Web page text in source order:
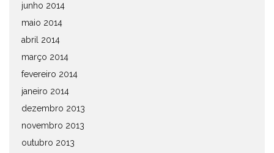
junho 2014
maio 2014
abril 2014
março 2014
fevereiro 2014
janeiro 2014
dezembro 2013
novembro 2013
outubro 2013